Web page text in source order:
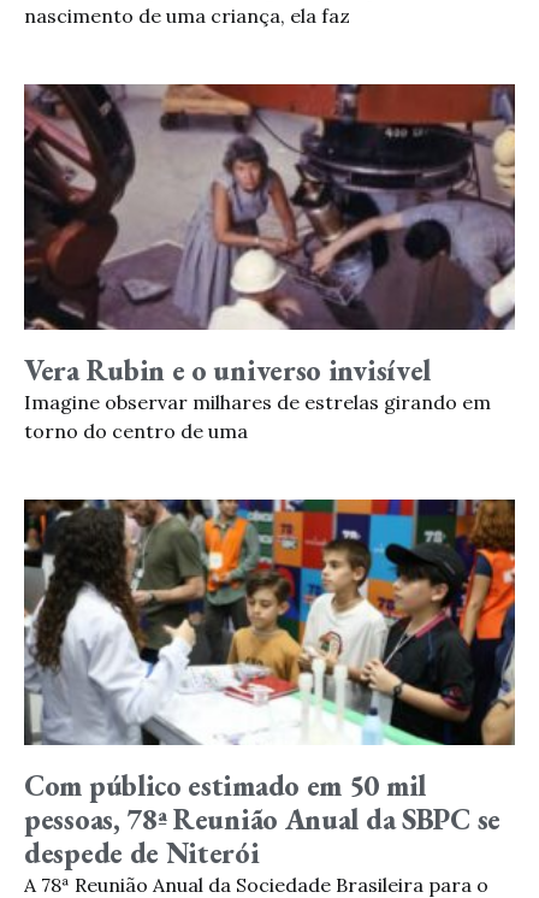
nascimento de uma criança, ela faz
Vera Rubin e o universo invisível
Imagine observar milhares de estrelas girando em
torno do centro de uma
Com público estimado em 50 mil
pessoas, 78ª Reunião Anual da SBPC se
despede de Niterói
A 78ª Reunião Anual da Sociedade Brasileira para o